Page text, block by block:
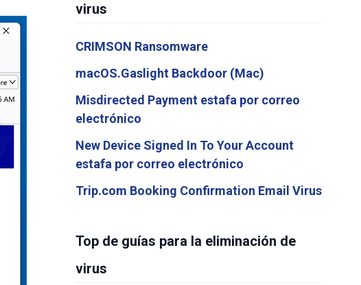
virus
CRIMSON Ransomware
macOS.Gaslight Backdoor (Mac)
Misdirected Payment estafa por correo
electrónico
New Device Signed In To Your Account
estafa por correo electrónico
Trip.com Booking Confirmation Email Virus
Top de guías para la eliminación de
virus